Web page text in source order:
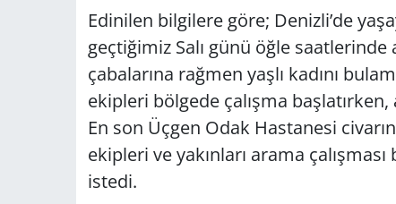
Edinilen bilgilere göre; Denizli’de
geçtiğimiz Salı günü öğle saatlerinde
çabalarına rağmen yaşlı kadını
ekipleri bölgede çalışma
En son Üçgen Odak Hastanesi
ekipleri ve yakınları arama
istedi.